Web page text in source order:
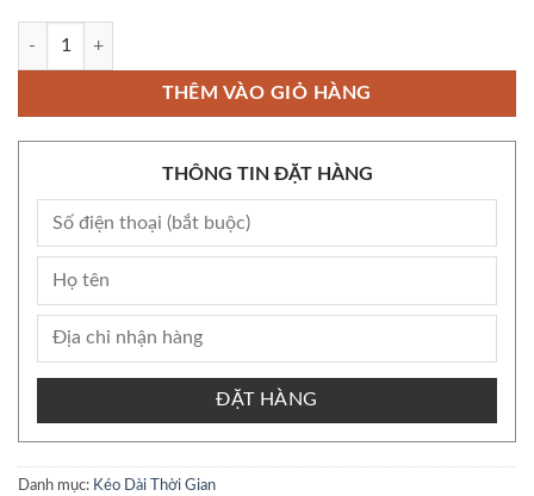
Popper Premium Iron Horse 30ml chính hãng Mỹ Never Fake It dành
THÊM VÀO GIỎ HÀNG
THÔNG TIN ĐẶT HÀNG
ĐẶT HÀNG
Danh mục: Kéo Dài Thời Gian